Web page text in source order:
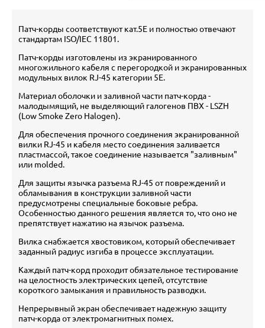
Патч-корды соответствуют кат.5E и полностью отвечают
стандартам ISO/IEC 11801.
Патч-корды изготовлены из экранированного
многожильного кабеля с перегородкой и экранированных
модульных вилок RJ-45 категории 5E.
Материал оболочки и заливной части патч-корда -
малодымящий, не выделяющий галогенов ПВХ - LSZH
(Low Smoke Zero Halogen).
Для обеспечения прочного соединения экранированной
вилки RJ-45 и кабеля место соединения заливается
пластмассой, такое соединение называется "заливным"
или molded.
Для защиты язычка разъема RJ-45 от повреждений и
обламывания в конструкции заливной части
предусмотрены специальные боковые ребра.
Особенностью данного решения является то, что оно не
препятствует нажатию на язычок разъема.
Вилка снабжается хвостовиком, который обеспечивает
заданный радиус изгиба в процессе эксплуатации.
Каждый патч-корд проходит обязательное тестирование
на целостность электрических цепей, отсутствие
короткого замыкания и правильность разводки.
Непрерывный экран обеспечивает надежную защиту
патч-корда от электромагнитных помех.